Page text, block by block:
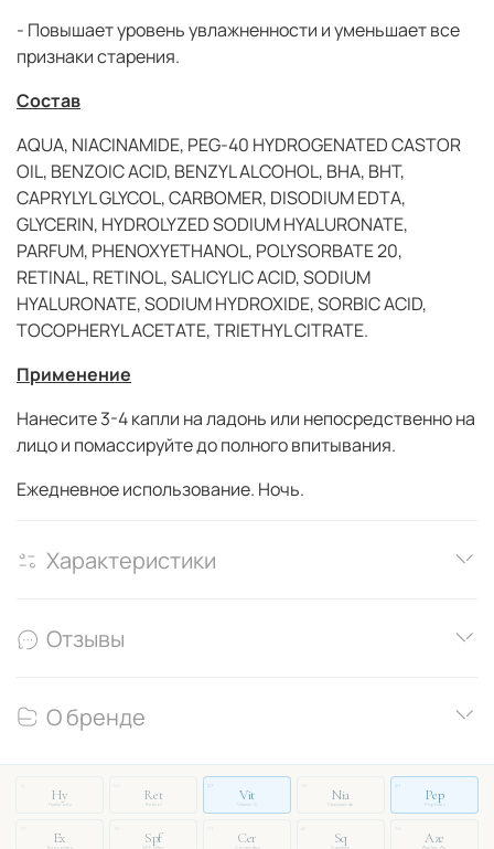
- Повышает уровень увлажненности и уменьшает все
признаки старения.
Состав
AQUA, NIACINAMIDE, PEG-40 HYDROGENATED CASTOR
OIL, BENZOIC ACID, BENZYL ALCOHOL, BHA, BHT,
CAPRYLYL GLYCOL, CARBOMER, DISODIUM EDTA,
GLYCERIN, HYDROLYZED SODIUM HYALURONATE,
PARFUM, PHENOXYETHANOL, POLYSORBATE 20,
RETINAL, RETINOL, SALICYLIC ACID, SODIUM
HYALURONATE, SODIUM HYDROXIDE, SORBIC ACID,
TOCOPHERYL ACETATE, TRIETHYL CITRATE.
Применение
Нанесите 3-4 капли на ладонь или непосредственно на
лицо и помассируйте до полного впитывания.
Ежедневное использование. Ночь.
Характеристики
Отзывы
О бренде
14
Hy
Hyaluronic
Ret
Retinol
27
Vit
Vitamin C
Nia
Niacinamide
51
Pep
Peptides
Ex Spf Cer
46
Sq Aze